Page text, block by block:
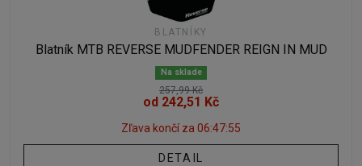
BLATNÍKY
Blatník MTB REVERSE MUDFENDER REIGN IN MUD
Na sklade
257,99 Kč
od 242,51 Kč
Zľava končí za 06:47:54
DETAIL